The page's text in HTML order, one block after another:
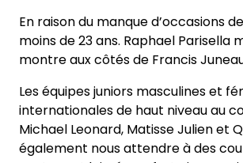
En raison du manque d’occasions
moins de 23 ans. Raphael
montre aux côtés de Francis
Les équipes juniors masculines et
internationales de haut niveau au
Michael Leonard, Matisse Julien et
également nous attendre à des